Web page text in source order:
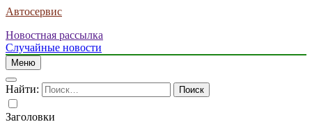
Автосервис
Новостная рассылка
Случайные новости
Меню
Найти:
Заголовки